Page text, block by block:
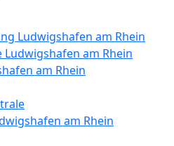
Ludwigshafen am Rhein
am Rhein
am Rhein
am Rhein